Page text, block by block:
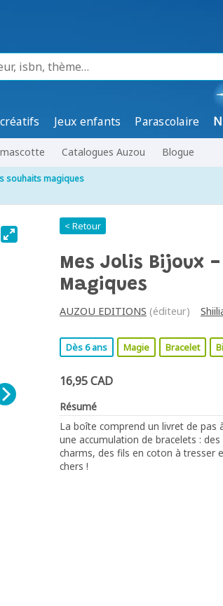
Jeux enfants Parascolaire
Catalogues Auzou Blogue
souhaits magiques
< Retour
Mes Jolis Bijoux
Magiques
AUZOU EDITIONS (éditeur)
Dès 6 ans Magie Bracelet
16,95 CAD
Résumé
La boîte comprend un livret de
une accumulation de bracelets :
charms, des fils en coton à tresser
chers !